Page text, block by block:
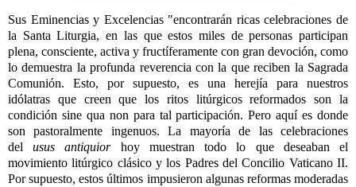
Sus Eminencias y Excelencias "encontrarán ricas celebraciones de
la Santa Liturgia, en las que estos miles de personas participan
plena, consciente, activa y fructíferamente con gran devoción, como
lo demuestra la profunda reverencia con la que reciben la Sagrada
Comunión. Esto, por supuesto, es una herejía para nuestros
idólatras que creen que los ritos litúrgicos reformados son la
condición sine qua non para tal participación. Pero aquí es donde
son pastoralmente ingenuos. La mayoría de las celebraciones
delusus antiquiorhoy muestran todo lo que deseaban el
movimiento litúrgico clásico y los Padres del Concilio Vaticano II.
Por supuesto, estos últimos impusieron algunas reformas moderadas